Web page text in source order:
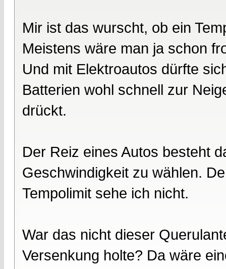
Mir ist das wurscht, ob ein
Meistens wäre man ja schon
Und mit Elektroautos dürfte
Batterien wohl schnell zur
drückt.
Der Reiz eines Autos besteht
Geschwindigkeit zu wählen.
Tempolimit sehe ich nicht.
War das nicht dieser
Versenkung holte? Da wäre